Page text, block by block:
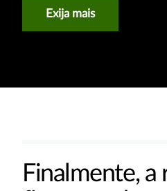
Exija mais
Finalmente, a